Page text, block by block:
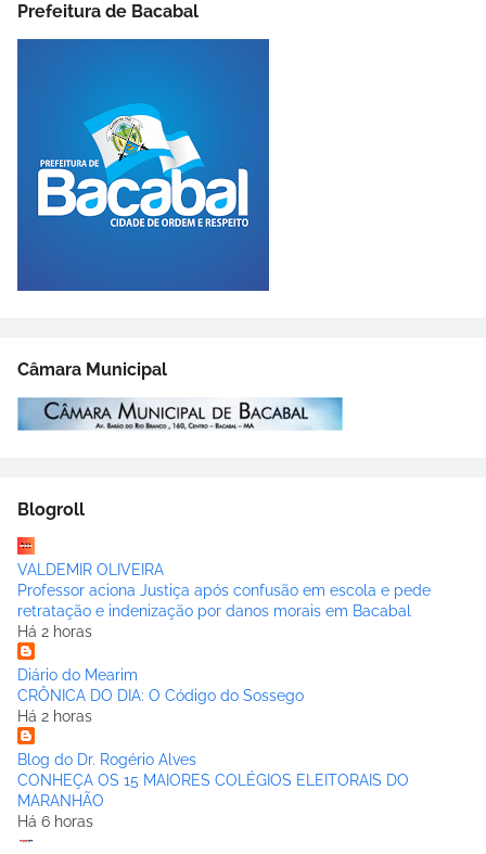
Prefeitura de Bacabal
Câmara Municipal
Blogroll
VALDEMIR OLIVEIRA
Professor aciona Justiça após confusão em escola e pede
retratação e indenização por danos morais em Bacabal
Há 2 horas
Diário do Mearim
CRÔNICA DO DIA: O Código do Sossego
Há 2 horas
Blog do Dr. Rogério Alves
CONHEÇA OS 15 MAIORES COLÉGIOS ELEITORAIS DO
MARANHÃO
Há 6 horas